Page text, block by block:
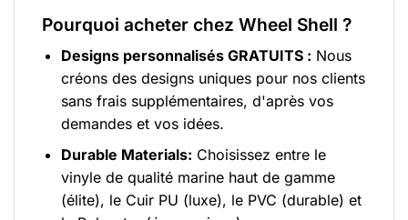
Pourquoi acheter chez Wheel Shell ?
Designs personnalisés GRATUITS : Nous
créons des designs uniques pour nos clients
sans frais supplémentaires, d'après vos
demandes et vos idées.
Durable Materials: Choisissez entre le
vinyle de qualité marine haut de gamme
(élite), le Cuir PU (luxe), le PVC (durable) et